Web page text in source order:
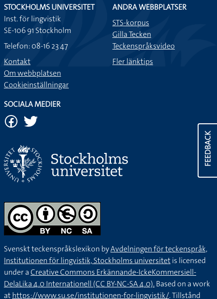
FEEDBACK
STOCKHOLMS UNIVERSITET
Inst. för lingvistik
SE-106 91 Stockholm
Telefon: 08-16 23 47
Kontakt
Om webbplatsen
Cookieinställningar
ANDRA WEBBPLATSER
STS-korpus
Gilla Tecken
Teckenspråksvideo
Fler länktips
SOCIALA MEDIER
Svenskt teckenspråkslexikon byAvdelningen för teckenspråk,
Institutionen för lingvistik, Stockholms universitetis licensed
under aCreative Commons Erkännande-IckeKommersiell-
DelaLika 4.0 Internationell (CC BY-NC-SA 4.0).Based on a work
athttps://www.su.se/institutionen-for-lingvistik/. Tillstånd